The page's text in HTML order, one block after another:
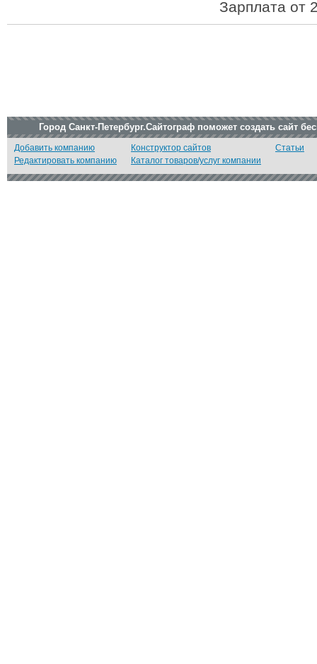
Зарплата от
Город Санкт-Петербург.Сайтограф поможет создать сайт
Добавить компанию
Редактировать компанию
Конструктор сайтов
Каталог товаров/услуг компании
Статьи